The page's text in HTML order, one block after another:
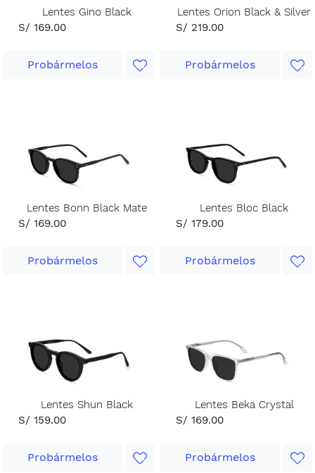
Lentes Gino Black
S/ 169.00
Probármelos
Lentes Orion Black & Silver
S/ 219.00
Probármelos
Lentes Bonn Black Mate
S/ 169.00
Probármelos
Lentes Bloc Black
S/ 179.00
Probármelos
Lentes Shun Black
S/ 159.00
Probármelos
Lentes Beka Crystal
S/ 169.00
Probármelos